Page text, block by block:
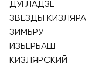
ДУГЛАДЗЕ
ЗВЕЗДЫ КИЗЛЯРА
ЗИМБРУ
ИЗБЕРБАШ
КИЗЛЯРСКИЙ